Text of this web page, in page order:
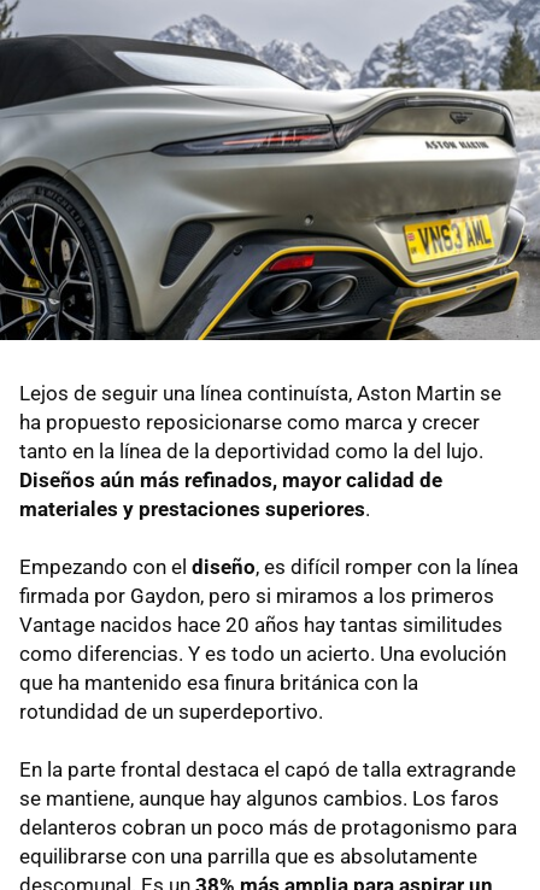
Lejos de seguir una línea continuísta, Aston Martin se
ha propuesto reposicionarse como marca y crecer
tanto en la línea de la deportividad como la del lujo.
Diseños aún más refinados, mayor calidad de
materiales y prestaciones superiores.
Empezando con el diseño, es difícil romper con la línea
firmada por Gaydon, pero si miramos a los primeros
Vantage nacidos hace 20 años hay tantas similitudes
como diferencias. Y es todo un acierto. Una evolución
que ha mantenido esa finura británica con la
rotundidad de un superdeportivo.
En la parte frontal destaca el capó de talla extragrande
se mantiene, aunque hay algunos cambios. Los faros
delanteros cobran un poco más de protagonismo para
equilibrarse con una parrilla que es absolutamente
descomunal. Es un 38% más amplia para aspirar un